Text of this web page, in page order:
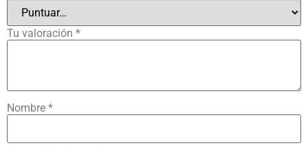
Tu valoración *
Nombre *